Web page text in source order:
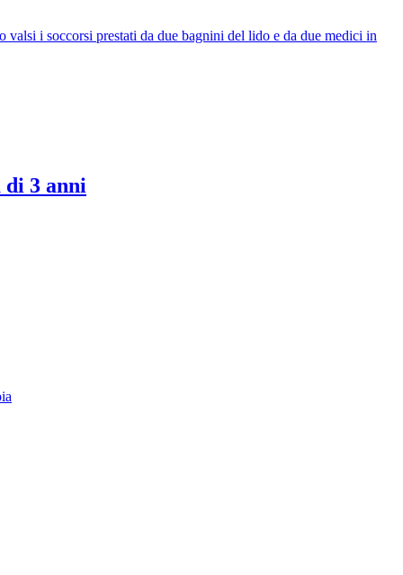
i soccorsi prestati da due bagnini del lido e da due medici in
di 3 anni